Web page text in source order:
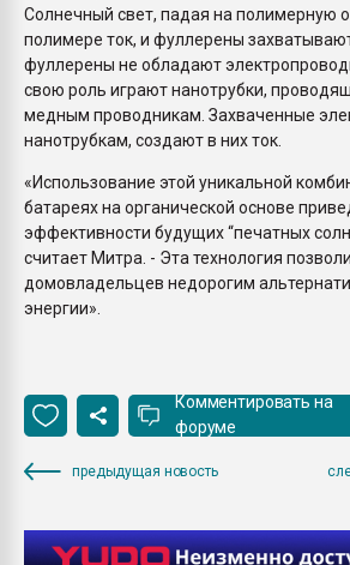
Солнечный свет, падая на полимерную
полимере ток, и фуллерены
фуллерены не обладают
свою роль играют нанотрубки,
медным проводникам. Захваченные
нанотрубкам, создают в них ток.
«Использование этой уникальной
батареях на органической основе
эффективности будущих “печатных
считает Митра. - Эта технология
домовладельцев недорогим
энергии».
Комментировать на
форуме
предыдущая новость